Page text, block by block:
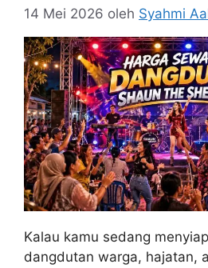
14 Mei 2026 oleh Syahmi
Kalau kamu sedang
dangdutan warga, hajatan,